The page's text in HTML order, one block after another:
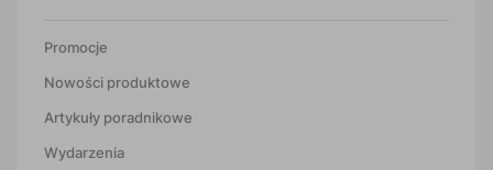
Promocje
Nowości produktowe
Artykuły poradnikowe
Wydarzenia